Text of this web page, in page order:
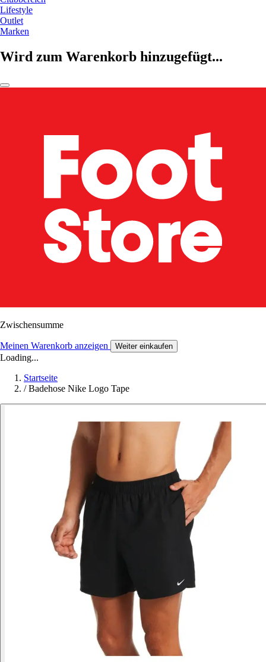
Lifestyle
Outlet
Marken
Wird zum Warenkorb hinzugefügt...
Zwischensumme
Meinen Warenkorb anzeigen Weiter einkaufen
Loading...
Startseite
/ Badehose Nike Logo Tape